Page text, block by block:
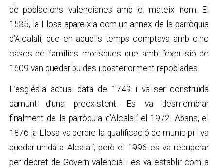
de poblacions valencianes amb el mateix nom. El
1535, la Llosa apareixia com un annex de la parròquia
d’Alcalalí, que en aquells temps comptava amb cinc
cases de famílies morisques que amb l’expulsió de
1609 van quedar buides i posteriorment repoblades.
L’església actual data de 1749 i va ser construïda
damunt d’una preexistent. Es va desmembrar
finalment de la parròquia d’Alcalalí el 1972. Abans, el
1876 la Llosa va perdre la qualificació de municipi i va
quedar unida a Alcalalí, però el 1996 es va recuperar
per decret de Govern valencià i es va establir com a